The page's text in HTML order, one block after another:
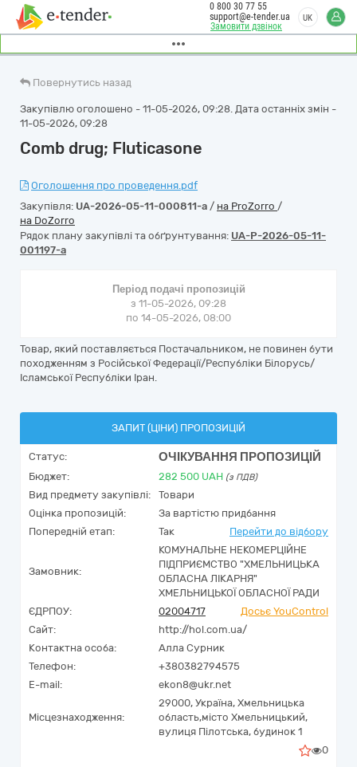
Замовити дзвінок
0 800 30 77 55
support@e-tender.ua
UK
Повернутись назад
Закупівлю оголошено - 11-05-2026, 09:28. Дата останніх змін -
11-05-2026, 09:28
Comb drug; Fluticasone
Оголошення про проведення.pdf
Закупівля: UA-2026-05-11-000811-a / на ProZorro /
на DoZorro
Рядок плану закупівлі та обґрунтування: UA-P-2026-05-11-
001197-a
Період подачі пропозицій
з 11-05-2026, 09:28
по 14-05-2026, 08:00
Товар, який поставляється Постачальником, не повинен бути
походженням з Російської Федерації/Республіки Білорусь/
Ісламської Республіки Іран.
ЗАПИТ (ЦІНИ) ПРОПОЗИЦІЙ
Статус: ОЧІКУВАННЯ ПРОПОЗИЦІЙ
Бюджет: 282 500 UAH (з ПДВ)
Вид предмету закупівлі:
Товари
Оцінка пропозицій:
За вартістю придбання
Попередній етап:
Так Перейти до відбору
Замовник:
КОМУНАЛЬНЕ НЕКОМЕРЦІЙНЕ
ПІДПРИЄМСТВО "ХМЕЛЬНИЦЬКА
ОБЛАСНА ЛІКАРНЯ"
ХМЕЛЬНИЦЬКОЇ ОБЛАСНОЇ РАДИ
ЄДРПОУ:
02004717
Досьє YouControl
Сайт:
http://hol.com.ua/
Контактна особа:
Алла Сурник
Телефон:
+380382794575
E-mail:
ekon8@ukr.net
Місцезнаходження:
29000, Україна, Хмельницька
область,місто Хмельницький,
вулиця Пілотська, будинок 1
0